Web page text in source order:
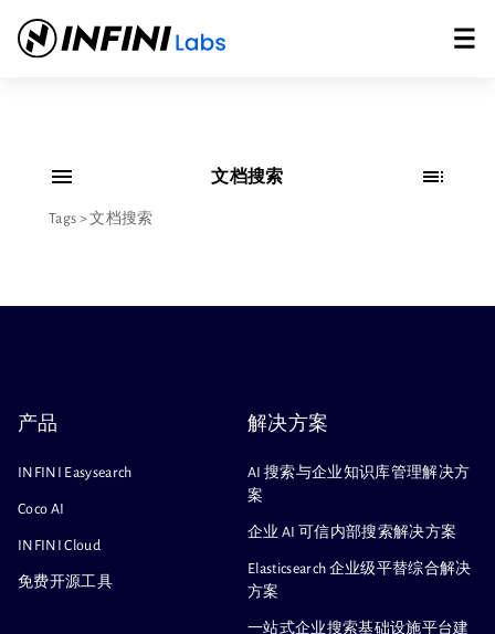
文档搜索
Tags >文档搜索
产品
INFINI Easysearch
Coco AI
INFINI Cloud
免费开源工具
解决方案
AI 搜索与企业知识库管理解决方
案
企业 AI 可信内部搜索解决方案
Elasticsearch 企业级平替综合解决
方案
一站式企业搜索基础设施平台建